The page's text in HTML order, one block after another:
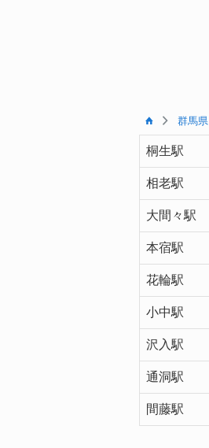
群馬県
桐生駅
相老駅
大間々駅
本宿駅
花輪駅
小中駅
沢入駅
通洞駅
間藤駅